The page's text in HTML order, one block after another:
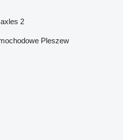
2
Pleszew